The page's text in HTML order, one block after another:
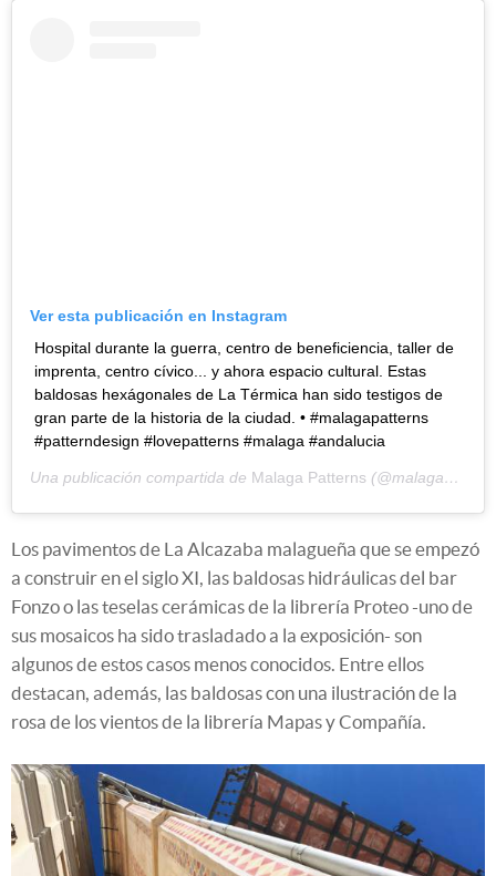
Ver esta publicación en Instagram
Hospital durante la guerra, centro de beneficiencia, taller de
imprenta, centro cívico... y ahora espacio cultural. Estas
baldosas hexágonales de La Térmica han sido testigos de
gran parte de la historia de la ciudad. • #malagapatterns
#patterndesign #lovepatterns #malaga #andalucia
Una publicación compartida de Malaga Patterns (@malagapatterns) el
Los pavimentos de La Alcazaba malagueña que se empezó
a construir en el siglo XI, las baldosas hidráulicas del bar
Fonzo o las teselas cerámicas de la librería Proteo -uno de
sus mosaicos ha sido trasladado a la exposición- son
algunos de estos casos menos conocidos. Entre ellos
destacan, además, las baldosas con una ilustración de la
rosa de los vientos de la librería Mapas y Compañía.